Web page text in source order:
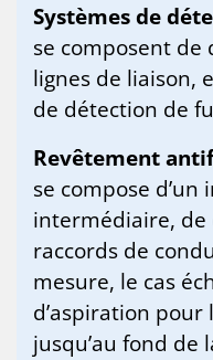
Systèmes de
se composent de
lignes de liaison,
de détection de
Revêtement
se compose d’un
intermédiaire, de
raccords de
mesure, le cas
d’aspiration
jusqu’au fond de